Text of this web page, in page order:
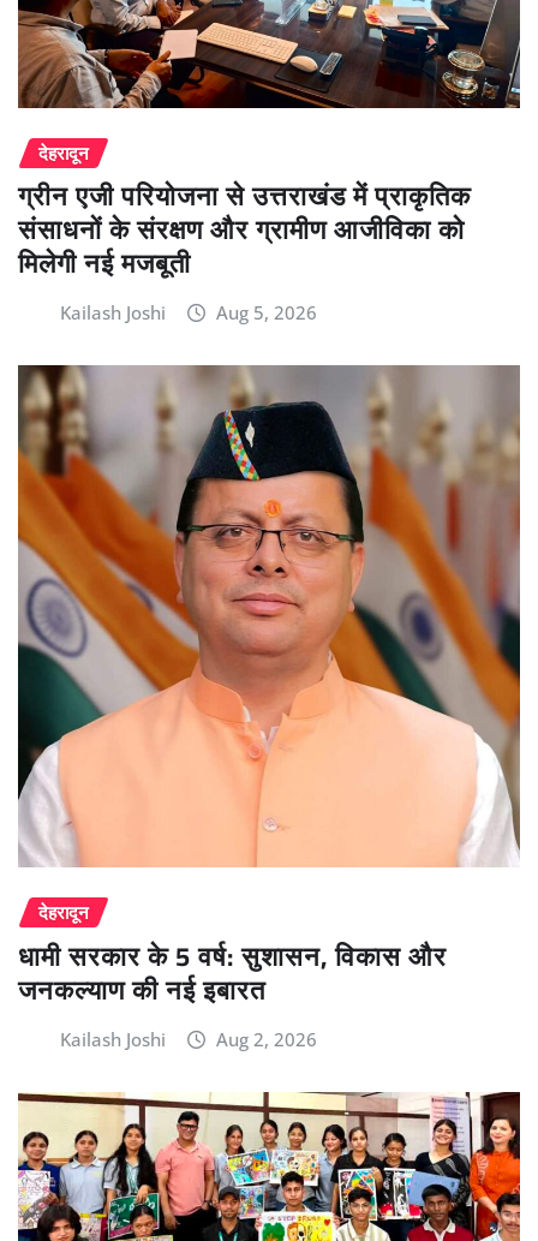
देहरादून
ग्रीन एजी परियोजना से उत्तराखंड में प्राकृतिक
संसाधनों के संरक्षण और ग्रामीण आजीविका को
मिलेगी नई मजबूती
Kailash Joshi Aug 5, 2026
देहरादून
धामी सरकार के 5 वर्ष: सुशासन, विकास और
जनकल्याण की नई इबारत
Kailash Joshi Aug 2, 2026